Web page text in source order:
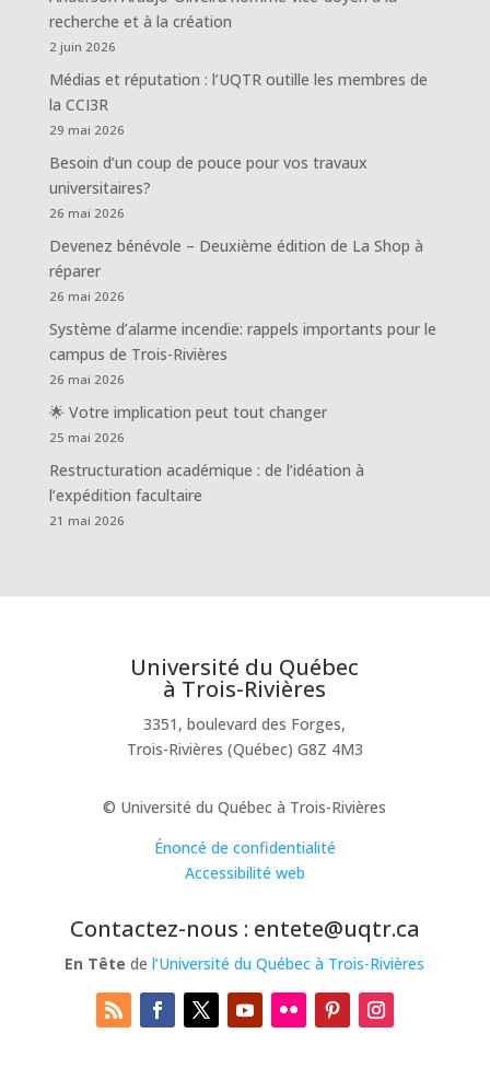
recherche et à la création
2 juin 2026
Médias et réputation : l’UQTR outille les membres de
la CCI3R
29 mai 2026
Besoin d’un coup de pouce pour vos travaux
universitaires?
26 mai 2026
Devenez bénévole – Deuxième édition de La Shop à
réparer
26 mai 2026
Système d’alarme incendie: rappels importants pour le
campus de Trois-Rivières
26 mai 2026
🌟 Votre implication peut tout changer
25 mai 2026
Restructuration académique : de l’idéation à
l’expédition facultaire
21 mai 2026
Université du Québec
à Trois-Rivières
3351, boulevard des Forges,
Trois-Rivières (Québec) G8Z 4M3
© Université du Québec à Trois-Rivières
Énoncé de confidentialité
Accessibilité web
Contactez-nous : entete@uqtr.ca
En Tête del’Université du Québec à Trois-Rivières